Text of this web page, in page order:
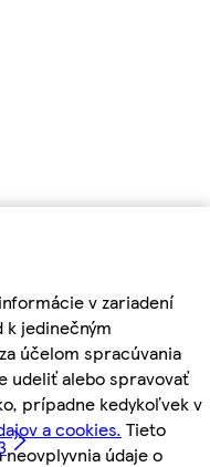
v zariadení
jedinečným
účelom spracúvania
udeliť alebo spravovať
prípadne kedykoľvek v
a cookies. Tieto
údaje o